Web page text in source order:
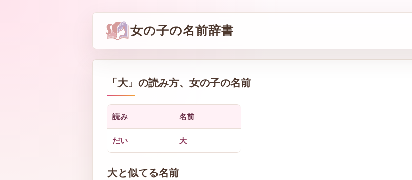
女の子の名前辞書
「大 」の読み方、女の子の名前
読み 名前
だい 大
大と似てる名前